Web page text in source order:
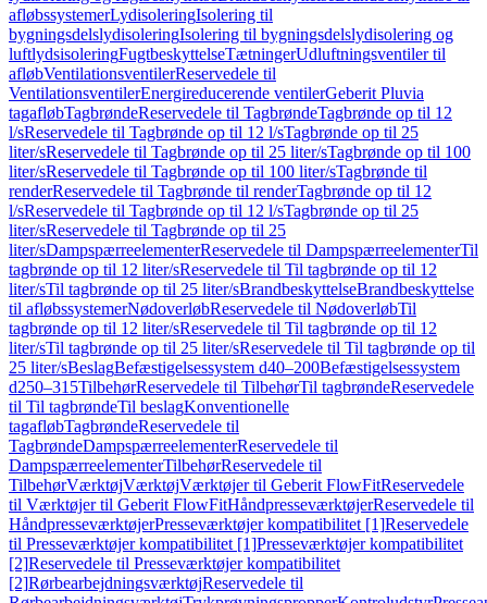
afløbssystemerLydisoleringIsolering til
bygningsdelslydisoleringIsolering til bygningsdelslydisolering og
luftlydsisoleringFugtbeskyttelseTætningerUdluftningsventiler til
afløbVentilationsventilerReservedele til
VentilationsventilerEnergireducerende ventilerGeberit Pluvia
tagafløbTagbrøndeReservedele til TagbrøndeTagbrønde op til 12
l/sReservedele til Tagbrønde op til 12 l/sTagbrønde op til 25
liter/sReservedele til Tagbrønde op til 25 liter/sTagbrønde op til 100
liter/sReservedele til Tagbrønde op til 100 liter/sTagbrønde til
renderReservedele til Tagbrønde til renderTagbrønde op til 12
l/sReservedele til Tagbrønde op til 12 l/sTagbrønde op til 25
liter/sReservedele til Tagbrønde op til 25
liter/sDampspærreelementerReservedele til DampspærreelementerTil
tagbrønde op til 12 liter/sReservedele til Til tagbrønde op til 12
liter/sTil tagbrønde op til 25 liter/sBrandbeskyttelseBrandbeskyttelse
til afløbssystemerNødoverløbReservedele til NødoverløbTil
tagbrønde op til 12 liter/sReservedele til Til tagbrønde op til 12
liter/sTil tagbrønde op til 25 liter/sReservedele til Til tagbrønde op til
25 liter/sBeslagBefæstigelsessystem d40–200Befæstigelsessystem
d250–315TilbehørReservedele til TilbehørTil tagbrøndeReservedele
til Til tagbrøndeTil beslagKonventionelle
tagafløbTagbrøndeReservedele til
TagbrøndeDampspærreelementerReservedele til
DampspærreelementerTilbehørReservedele til
TilbehørVærktøjVærktøjVærktøjer til Geberit FlowFitReservedele
til Værktøjer til Geberit FlowFitHåndpresseværktøjerReservedele til
HåndpresseværktøjerPresseværktøjer kompatibilitet [1]Reservedele
til Presseværktøjer kompatibilitet [1]Presseværktøjer kompatibilitet
[2]Reservedele til Presseværktøjer kompatibilitet
[2]RørbearbejdningsværktøjReservedele til